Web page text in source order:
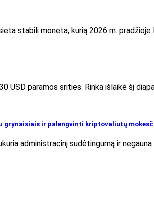
stabili moneta, kurią 2026 m.
USD paramos srities. Rinka išlaikė šį
grynaisiais ir palengvinti kriptovaliutų
administracinį sudėtingumą ir